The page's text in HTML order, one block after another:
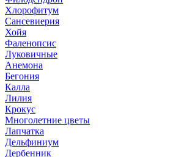
Хлорофитум
Сансевиерия
Хойя
Фаленопсис
Луковичные
Анемона
Бегония
Калла
Лилия
Крокус
Многолетние цветы
Лапчатка
Дельфиниум
Дербенник